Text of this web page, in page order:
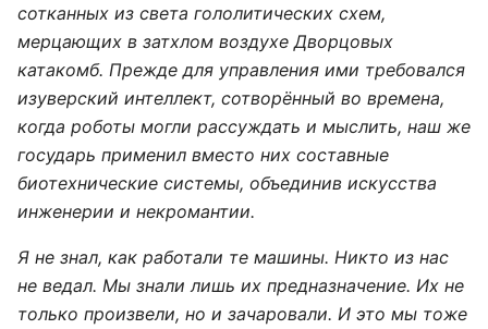
сотканных из света гололитических схем,
мерцающих в затхлом воздухе Дворцовых
катакомб. Прежде для управления ими требовался
изуверский интеллект, сотворённый во времена,
когда роботы могли рассуждать и мыслить, наш же
государь применил вместо них составные
биотехнические системы, объединив искусства
инженерии и некромантии.
Я не знал, как работали те машины. Никто из нас
не ведал. Мы знали лишь их предназначение. Их не
только произвели, но и зачаровали. И это мы тоже